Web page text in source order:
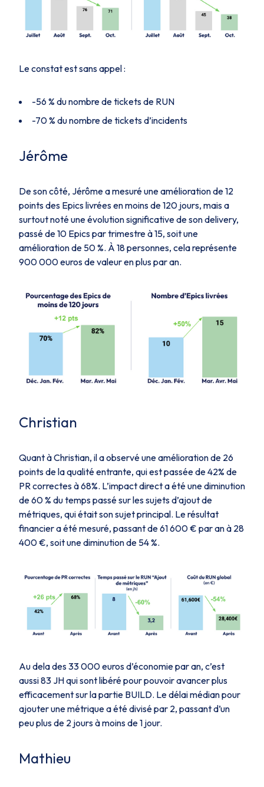
Le constat est sans appel :
-56 % du nombre de tickets de RUN
-70 % du nombre de tickets d’incidents
Jérôme
De son côté, Jérôme a mesuré une amélioration de 12
points des Epics livrées en moins de 120 jours, mais a
surtout noté une évolution significative de son delivery,
passé de 10 Epics par trimestre à 15, soit une
amélioration de 50 %. À 18 personnes, cela représente
900 000 euros de valeur en plus par an.
Christian
Quant à Christian, il a observé une amélioration de 26
points de la qualité entrante, qui est passée de 42% de
PR correctes à 68%. L’impact direct a été une diminution
de 60 % du temps passé sur les sujets d’ajout de
métriques, qui était son sujet principal. Le résultat
financier a été mesuré, passant de 61 600 € par an à 28
400 €, soit une diminution de 54 %.
Au dela des 33 000 euros d’économie par an, c’est
aussi 83 JH qui sont libéré pour pouvoir avancer plus
efficacement sur la partie BUILD. Le délai médian pour
ajouter une métrique a été divisé par 2, passant d’un
peu plus de 2 jours à moins de 1 jour.
Mathieu